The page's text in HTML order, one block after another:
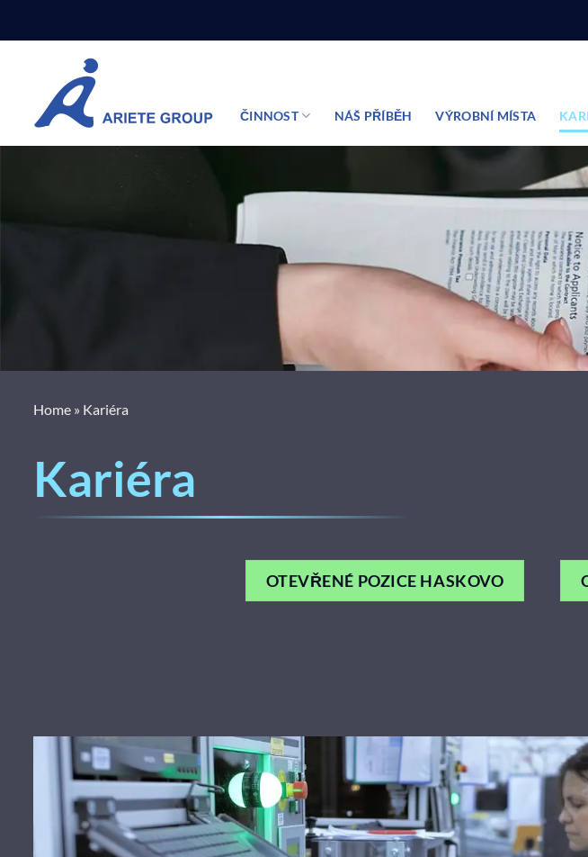
ČINNOST NÁŠ PŘÍBĚH VÝROBNÍ MÍSTA
Home » Kariéra
Kariéra
OTEVŘENÉ POZICE HASKOVO